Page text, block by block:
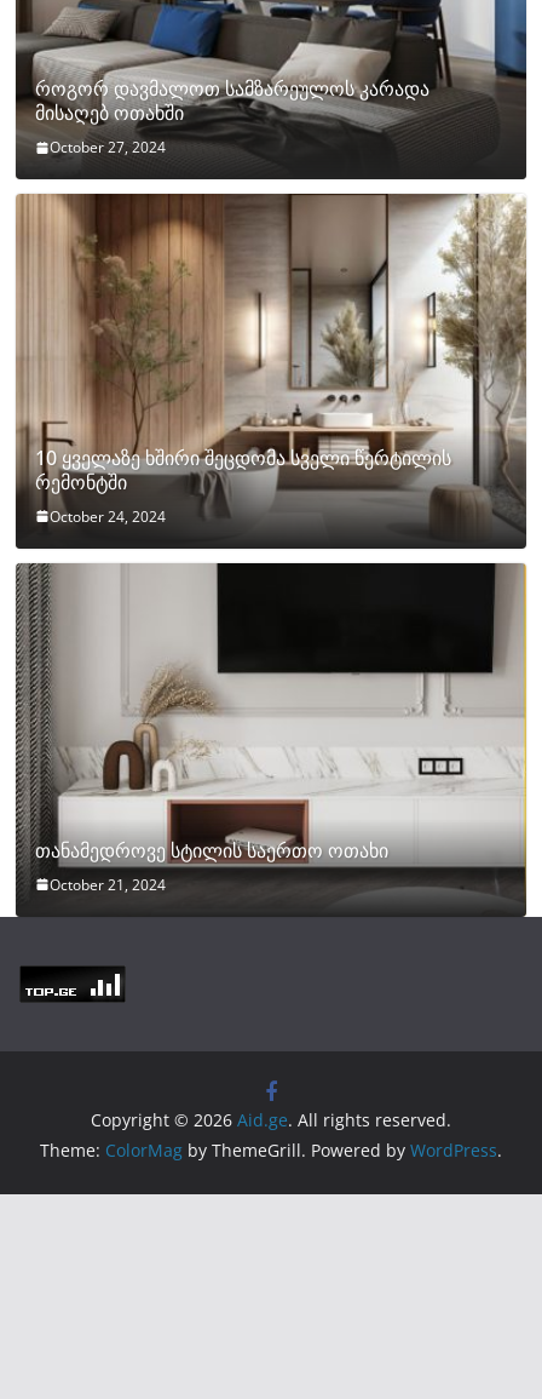
როგორ დავმალოთ სამზარეულოს კარადა
მისაღებ ოთახში
October 27, 2024
10 ყველაზე ხშირი შეცდომა სველი წერტილის
რემონტში
October 24, 2024
თანამედროვე სტილის საერთო ოთახი
October 21, 2024
Copyright © 2026 Aid.ge. All rights reserved.
Theme: ColorMag by ThemeGrill. Powered by WordPress.